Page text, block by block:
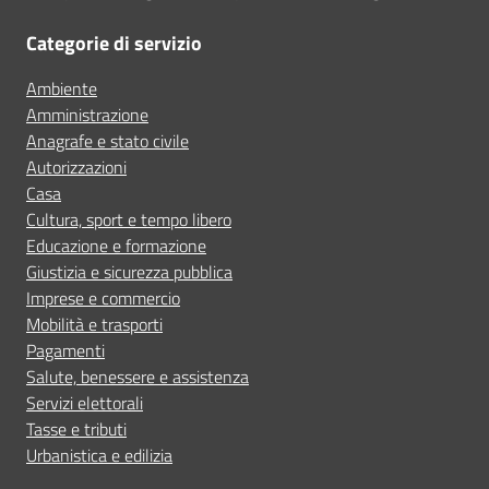
Categorie di servizio
Ambiente
Amministrazione
Anagrafe e stato civile
Autorizzazioni
Casa
Cultura, sport e tempo libero
Educazione e formazione
Giustizia e sicurezza pubblica
Imprese e commercio
Mobilità e trasporti
Pagamenti
Salute, benessere e assistenza
Servizi elettorali
Tasse e tributi
Urbanistica e edilizia